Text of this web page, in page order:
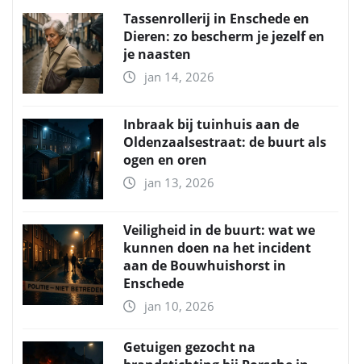
Tassenrollerij in Enschede en
Dieren: zo bescherm je jezelf en
je naasten
jan 14, 2026
Inbraak bij tuinhuis aan de
Oldenzaalsestraat: de buurt als
ogen en oren
jan 13, 2026
Veiligheid in de buurt: wat we
kunnen doen na het incident
aan de Bouwhuishorst in
Enschede
jan 10, 2026
Getuigen gezocht na